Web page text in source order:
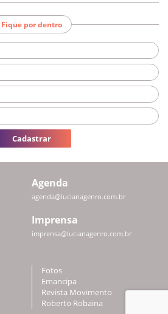
Fique por dentro
Cadastrar
Agenda
agenda@lucianagenro.com.br
Imprensa
imprensa@lucianagenro.com.br
Fotos
Emancipa
Revista Movimento
Roberto Robaina